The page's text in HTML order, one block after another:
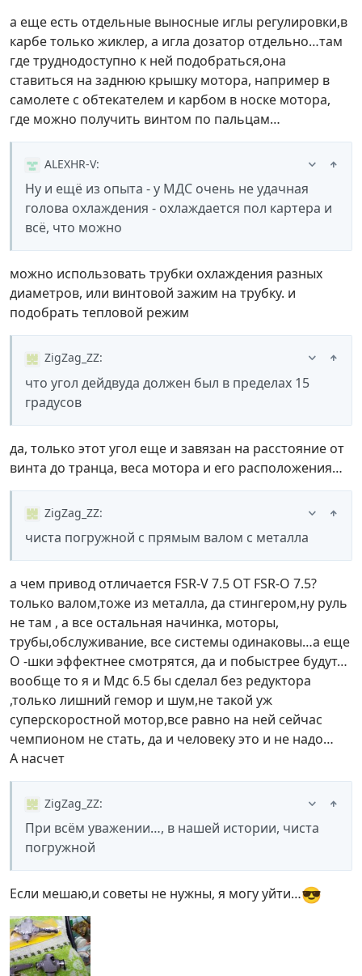
а еще есть отдельные выносные иглы регулировки,в
карбе только жиклер, а игла дозатор отдельно…там
где труднодоступно к ней подобраться,она
ставиться на заднюю крышку мотора, например в
самолете с обтекателем и карбом в носке мотора,
где можно получить винтом по пальцам…
ALEXHR-V:
Ну и ещё из опыта - у МДС очень не удачная
голова охлаждения - охлаждается пол картера и
всё, что можно
можно использовать трубки охлаждения разных
диаметров, или винтовой зажим на трубку. и
подобрать тепловой режим
ZigZag_ZZ:
что угол дейдвуда должен был в пределах 15
градусов
да, только этот угол еще и завязан на расстояние от
винта до транца, веса мотора и его расположения…
ZigZag_ZZ:
чиста погружной с прямым валом с металла
а чем привод отличается FSR-V 7.5 ОТ FSR-O 7.5?
только валом,тоже из металла, да стингером,ну руль
не там , а все остальная начинка, моторы,
трубы,обслуживание, все системы одинаковы…а еще
O -шки эффектнее смотрятся, да и побыстрее будут…
вообще то я и Мдс 6.5 бы сделал без редуктора
,только лишний гемор и шум,не такой уж
суперскоростной мотор,все равно на ней сейчас
чемпионом не стать, да и человеку это и не надо…
А насчет
ZigZag_ZZ:
При всём уважении…, в нашей истории, чиста
погружной
Если мешаю,и советы не нужны, я могу уйти…😎